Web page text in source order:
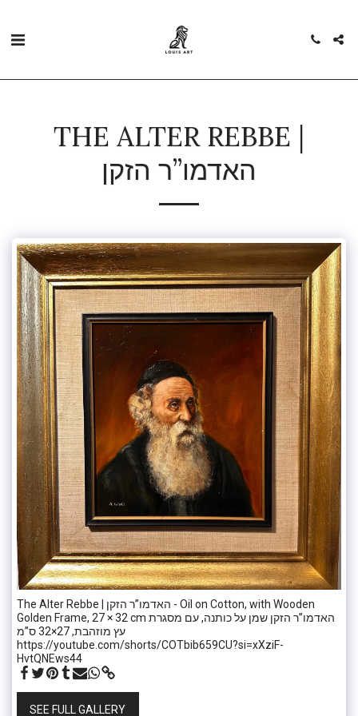
THE ALTER REBBE |
האדמו”ר הזקן
The Alter Rebbe | האדמו”ר הזקן - Oil on Cotton, with Wooden
Golden Frame, 27 × 32 cm האדמו”ר הזקן שמן על כותנה, עם מסגרת
עץ מוזהבת, 27×32 ס”מ
https://youtube.com/shorts/COTbib659CU?si=xXziF-
HvtQNEws44
SEE FULL GALLERY